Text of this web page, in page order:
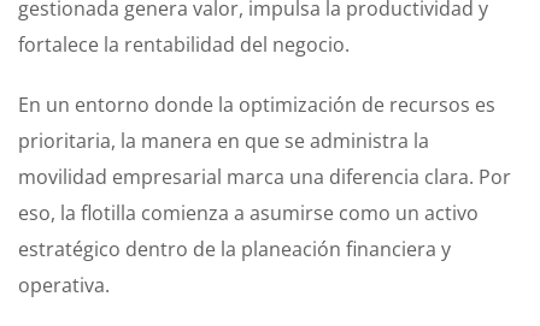
gestionada genera valor, impulsa la productividad y
fortalece la rentabilidad del negocio.
En un entorno donde la optimización de recursos es
prioritaria, la manera en que se administra la
movilidad empresarial marca una diferencia clara. Por
eso, la flotilla comienza a asumirse como un activo
estratégico dentro de la planeación financiera y
operativa.